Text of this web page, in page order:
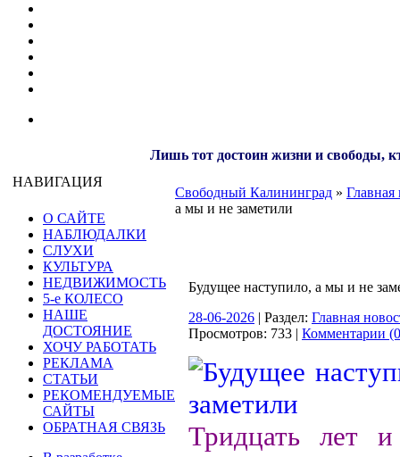
Лишь тот достоин жизни и свободы,
НАВИГАЦИЯ
О САЙТЕ
НАБЛЮДАЛКИ
СЛУХИ
КУЛЬТУРА
НЕДВИЖИМОСТЬ
5-е КОЛЕСО
НАШЕ
ДОСТОЯНИЕ
ХОЧУ РАБОТАТЬ
РЕКЛАМА
СТАТЬИ
РЕКОМЕНДУЕМЫЕ
САЙТЫ
ОБРАТНАЯ СВЯЗЬ
Свободный Калининград » Главная
а мы и не заметили
Будущее наступило, а мы и не
28-06-2026 | Раздел: Главная
Просмотров: 733 | Комментарии
Тридцать лет